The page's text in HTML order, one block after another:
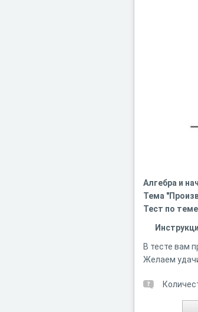
Алгебра и
Тема
Тест по
В тесте вам
Желаем